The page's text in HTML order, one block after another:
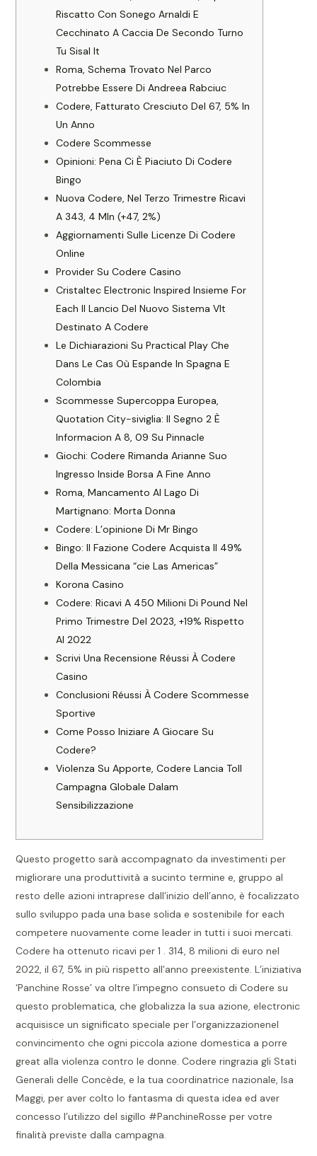
Riscatto Con Sonego Arnaldi E
Cecchinato A Caccia De Secondo Turno
Tu Sisal It
Roma, Schema Trovato Nel Parco
Potrebbe Essere Di Andreea Rabciuc
Codere, Fatturato Cresciuto Del 67, 5% In
Un Anno
Codere Scommesse
Opinioni: Pena Ci È Piaciuto Di Codere
Bingo
Nuova Codere, Nel Terzo Trimestre Ricavi
A 343, 4 Mln (+47, 2%)
Aggiornamenti Sulle Licenze Di Codere
Online
Provider Su Codere Casino
Cristaltec Electronic Inspired Insieme For
Each Il Lancio Del Nuovo Sistema Vlt
Destinato A Codere
Le Dichiarazioni Su Practical Play Che
Dans Le Cas Où Espande In Spagna E
Colombia
Scommesse Supercoppa Europea,
Quotation City-siviglia: Il Segno 2 È
Informacion A 8, 09 Su Pinnacle
Giochi: Codere Rimanda Arianne Suo
Ingresso Inside Borsa A Fine Anno
Roma, Mancamento Al Lago Di
Martignano: Morta Donna
Codere: L’opinione Di Mr Bingo
Bingo: Il Fazione Codere Acquista Il 49%
Della Messicana “cie Las Americas”
Korona Casino
Codere: Ricavi A 450 Milioni Di Pound Nel
Primo Trimestre Del 2023, +19% Rispetto
Al 2022
Scrivi Una Recensione Réussi À Codere
Casino
Conclusioni Réussi À Codere Scommesse
Sportive
Come Posso Iniziare A Giocare Su
Codere?
Violenza Su Apporte, Codere Lancia Toll
Campagna Globale Dalam
Sensibilizzazione
Questo progetto sarà accompagnato da investimenti per
migliorare una produttività a sucinto termine e, gruppo al
resto delle azioni intraprese dall’inizio dell’anno, è focalizzato
sullo sviluppo pada una base solida e sostenibile for each
competere nuovamente come leader in tutti i suoi mercati.
Codere ha ottenuto ricavi per 1 . 314, 8 milioni di euro nel
2022, il 67, 5% in più rispetto all’anno preexistente. L’iniziativa
‘Panchine Rosse’ va oltre l’impegno consueto di Codere su
questo problematica, che globalizza la sua azione, electronic
acquisisce un significato speciale per l’organizzazionenel
convincimento che ogni piccola azione domestica a porre
great alla violenza contro le donne. Codere ringrazia gli Stati
Generali delle Concède, e la tua coordinatrice nazionale, Isa
Maggi, per aver colto lo fantasma di questa idea ed aver
concesso l’utilizzo del sigillo #PanchineRosse per votre
finalità previste dalla campagna.